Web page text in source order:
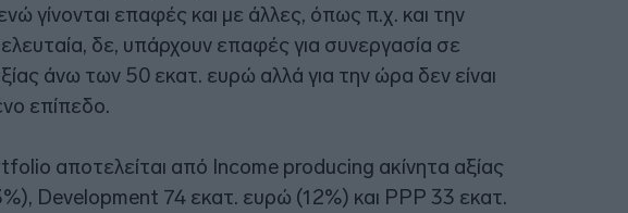
γίνονται επαφές και με άλλες, όπως π.χ. και την
δε, υπάρχουν επαφές για συνεργασία σε
άνω των 50 εκατ. ευρώ αλλά για την ώρα δεν είναι
επίπεδο.
αποτελείται από Income producing ακίνητα αξίας
Development 74 εκατ. ευρώ (12%) και PPP 33 εκατ.